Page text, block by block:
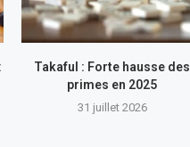
Takaful : Forte hausse des
primes en 2025
31 juillet 2026